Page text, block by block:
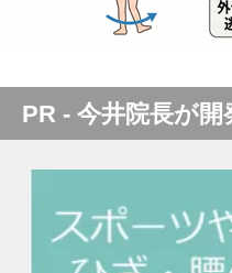
PR - 今井院長が